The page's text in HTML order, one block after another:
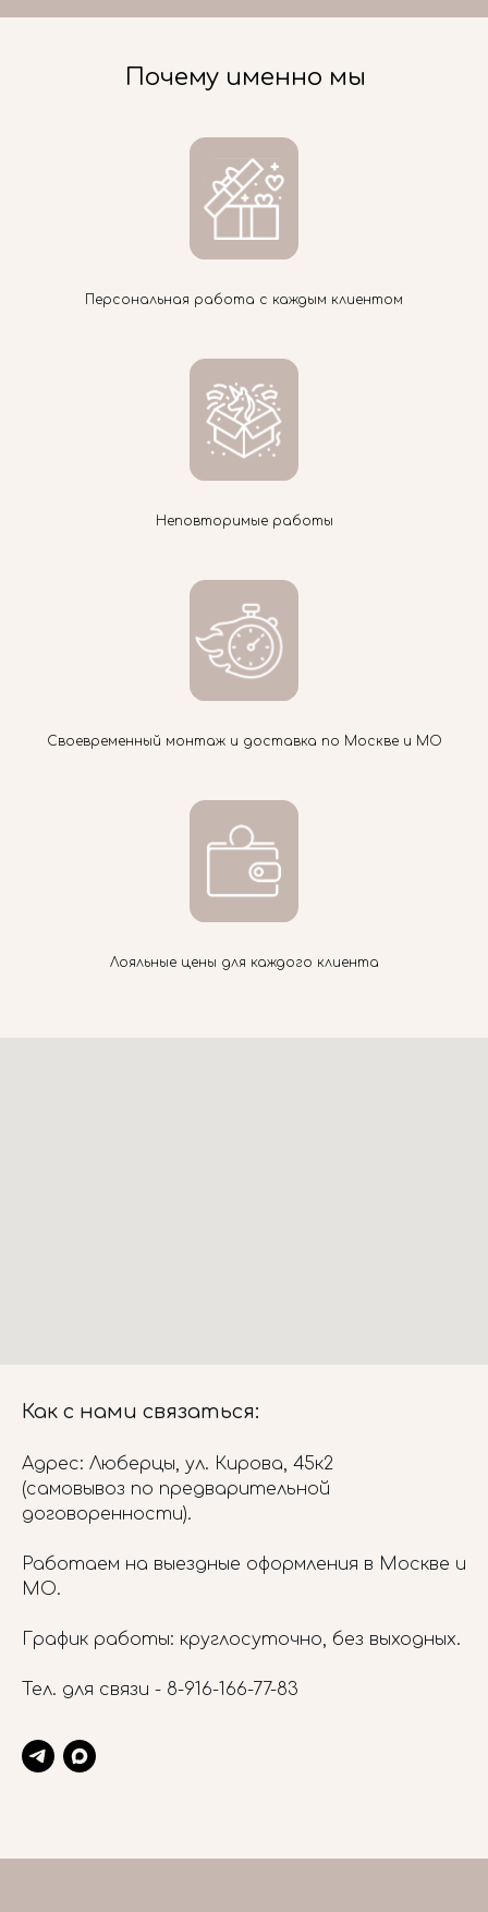
Почему именно мы
Персональная работа с каждым клиентом
Неповторимые работы
Своевременный монтаж и доставка по Москве и МО
Лояльные цены для каждого клиента
Как с нами связаться:
Адрес: Люберцы, ул. Кирова, 45к2
(самовывоз по предварительной
договоренности).
Работаем на выездные оформления в Москве и
МО.
График работы: круглосуточно, без выходных.
Тел. для связи - 8-916-166-77-83